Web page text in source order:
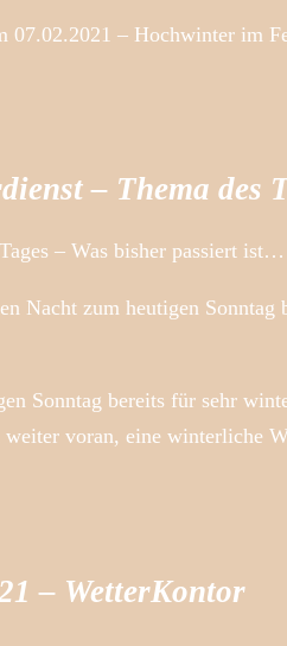
– Hochwinter im
– Thema des
– Was bisher passiert
Nacht zum heutigen
Sonntag bereits für sehr
voran, eine winterliche
– WetterKontor